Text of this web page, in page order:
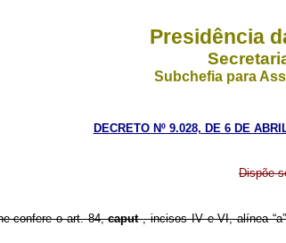
Presidência
Subchefia para
DECRETO Nº 9.028, DE 6 DE
Dispõe
confere o art. 84,caput, incisos IV e VI, alínea